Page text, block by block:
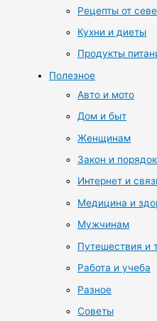
Рецепты от
Кухни и диеты
Продукты
Полезное
Авто и мото
Дом и быт
Женщинам
Закон и порядок
Интернет и
Медицина и
Мужчинам
Путешествия и
Работа и учеба
Разное
Советы